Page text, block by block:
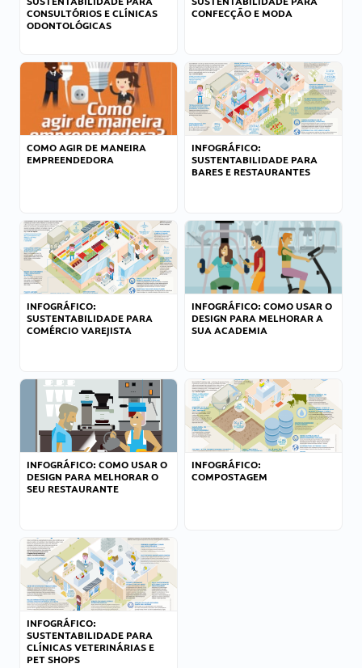
CONSULTÓRIOS E CLÍNICAS
ODONTOLÓGICAS
CONFECÇÃO E MODA
COMO AGIR DE MANEIRA
EMPREENDEDORA
INFOGRÁFICO:
SUSTENTABILIDADE PARA
BARES E RESTAURANTES
INFOGRÁFICO:
SUSTENTABILIDADE PARA
COMÉRCIO VAREJISTA
INFOGRÁFICO: COMO USAR O
DESIGN PARA MELHORAR A
SUA ACADEMIA
INFOGRÁFICO: COMO USAR O
DESIGN PARA MELHORAR O
SEU RESTAURANTE
INFOGRÁFICO:
COMPOSTAGEM
INFOGRÁFICO:
SUSTENTABILIDADE PARA
CLÍNICAS VETERINÁRIAS E
PET SHOPS